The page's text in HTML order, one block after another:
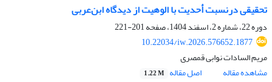
تحقیقی درنسبت أحدیت با الوهیت از دیدگاه ابن‌عربی
دوره 22، شماره 2، اسفند 1404، صفحه
201-221
10.22034/iw.2026.576652.1877
مریم السادات نوابی قمصری
مشاهده مقاله
اصل مقاله 1.22 M